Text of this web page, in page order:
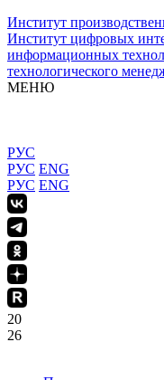
Институт
Институт цифровых
информационных
технологического
МЕНЮ
РУС
РУС ENG
РУС ENG
20
26